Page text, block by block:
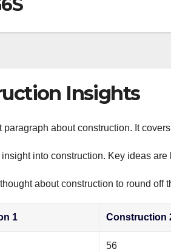
Insights
paragraph about construction. It
into construction. Key ideas
about construction to round off
1 Construction
56